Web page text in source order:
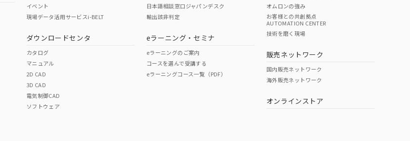
イベント
現場データ活用サービスi-BELT
ダウンロードセンタ
カタログ
マニュアル
2D CAD
3D CAD
電気制御CAD
ソフトウェア
日本語相談窓口ジャパンデスク
輸出該非判定
eラーニング・セミナ
eラーニングのご案内
コースを選んで受講する
eラーニングコース一覧（PDF）
オムロンの強み
お客様との共創拠点
AUTOMATION CENTER
技術を磨く現場
販売ネットワーク
国内販売ネットワーク
海外販売ネットワーク
オンラインストア